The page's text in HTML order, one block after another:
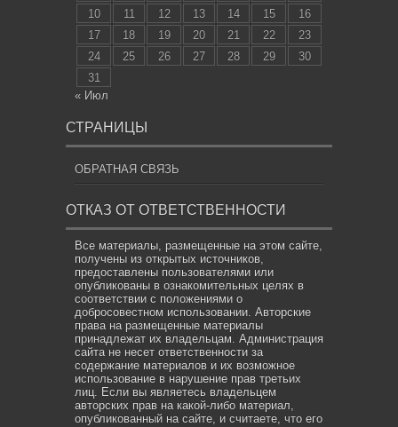
10
11 12 13 14 15
16
17
18 19 20 21 22
23
24
25 26 27 28 29
30
31
« Июл
СТРАНИЦЫ
ОБРАТНАЯ СВЯЗЬ
ОТКАЗ ОТ ОТВЕТСТВЕННОСТИ
Все материалы, размещенные на этом сайте,
получены из открытых источников,
предоставлены пользователями или
опубликованы в ознакомительных целях в
соответствии с положениями о
добросовестном использовании. Авторские
права на размещенные материалы
принадлежат их владельцам. Администрация
сайта не несет ответственности за
содержание материалов и их возможное
использование в нарушение прав третьих
лиц. Если вы являетесь владельцем
авторских прав на какой-либо материал,
опубликованный на сайте, и считаете, что его